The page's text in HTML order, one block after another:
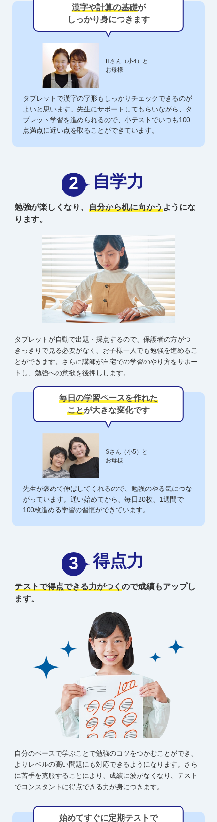
漢字や計算の基礎が
しっかり身につきます
Hさん（小4）と
お母様
タブレットで漢字の字形もしっかりチェックできるのが
よいと思います。先生にサポートしてもらいながら、タ
ブレット学習を進められるので、小テストでいつも100
点満点に近い点を取ることができています。
2 自学力
勉強が楽しくなり、 自分から机に向かう ようにな
ります。
タブレットが自動で出題・採点するので、保護者の方がつ
きっきりで見る必要がなく、お子様一人でも勉強を進めるこ
とができます。さらに講師が自宅での学習のやり方をサポー
トし、勉強への意欲を後押しします。
毎日の学習ペースを作れた
ことが大きな変化です
Sさん（小5）と
お母様
先生が褒めて伸ばしてくれるので、勉強のやる気につな
がっています。通い始めてから、毎日20枚、1週間で
100枚進める学習の習慣ができています。
3 得点力
テストで得点できる力がつくので成績もアップし
ます。
自分のペースで学ぶことで勉強のコツをつかむことができ、
よりレベルの高い問題にも対応できるようになります。さら
に苦手を克服することにより、成績に波がなくなり、テスト
でコンスタントに得点できる力が身につきます。
始めてすぐに定期テストで